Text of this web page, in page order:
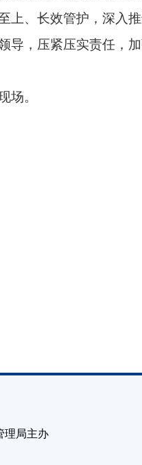
、长效管护，深入推
导，压紧压实责任，
场。
局主办